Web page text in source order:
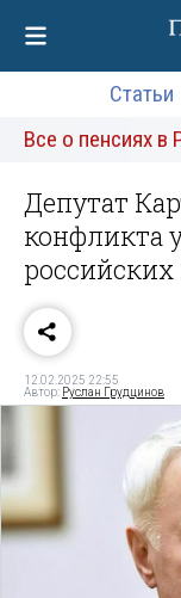
Статьи
Все о пенсиях в
Депутат
конфликта
12.02.2025 22:55
Автор: Руслан Грудцинов